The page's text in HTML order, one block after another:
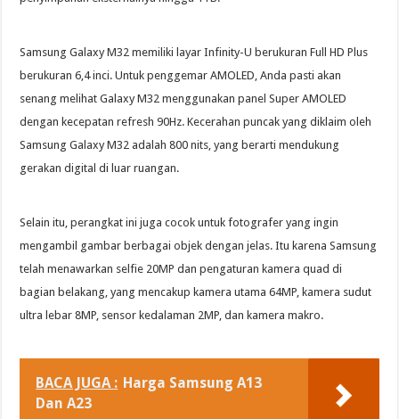
Samsung Galaxy M32 memiliki layar Infinity-U berukuran Full HD Plus
berukuran 6,4 inci. Untuk penggemar AMOLED, Anda pasti akan
senang melihat Galaxy M32 menggunakan panel Super AMOLED
dengan kecepatan refresh 90Hz. Kecerahan puncak yang diklaim oleh
Samsung Galaxy M32 adalah 800 nits, yang berarti mendukung
gerakan digital di luar ruangan.
Selain itu, perangkat ini juga cocok untuk fotografer yang ingin
mengambil gambar berbagai objek dengan jelas. Itu karena Samsung
telah menawarkan selfie 20MP dan pengaturan kamera quad di
bagian belakang, yang mencakup kamera utama 64MP, kamera sudut
ultra lebar 8MP, sensor kedalaman 2MP, dan kamera makro.
BACA JUGA : Harga Samsung A13
Dan A23